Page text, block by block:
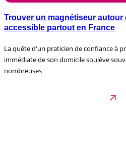
Trouver un magnétiseur autour
accessible partout en France
La quête d'un praticien de confiance à
immédiate de son domicile soulève
nombreuses